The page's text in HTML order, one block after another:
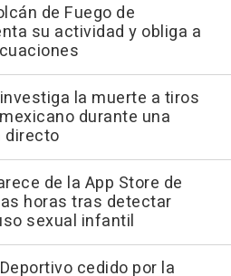
de Fuego de
su actividad y obliga a
la muerte a tiros
durante una
directo
de la App Store de
horas tras detectar
sexual infantil
cedido por la